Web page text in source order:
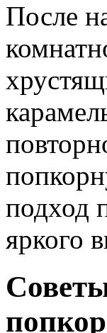
После
подход
яркого